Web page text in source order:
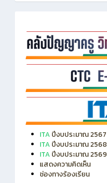
ITA ปีงบประมาณ 2567
ITA ปีงบประมาณ 2568
ITA ปีงบประมาณ 2569
แสดงความคิดเห็น
ช่องทางร้องเรียน